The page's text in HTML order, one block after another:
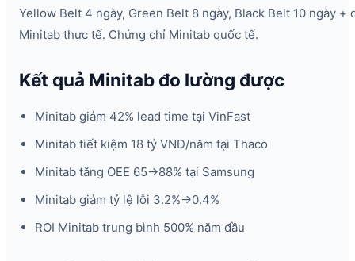
Yellow Belt 4 ngày, Green Belt 8 ngày, Black Belt 10 ngày +
Minitab thực tế. Chứng chỉ Minitab quốc tế.
Kết quả Minitab đo lường được
Minitab giảm 42% lead time tại VinFast
Minitab tiết kiệm 18 tỷ VNĐ/năm tại Thaco
Minitab tăng OEE 65→88% tại Samsung
Minitab giảm tỷ lệ lỗi 3.2%→0.4%
ROI Minitab trung bình 500% năm đầu